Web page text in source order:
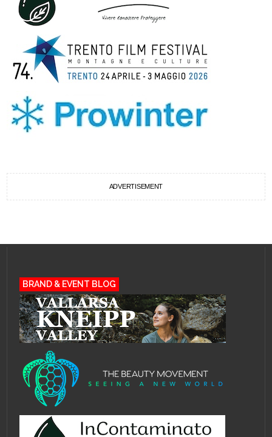
ADVERTISEMENT
BRAND & EVENT BLOG